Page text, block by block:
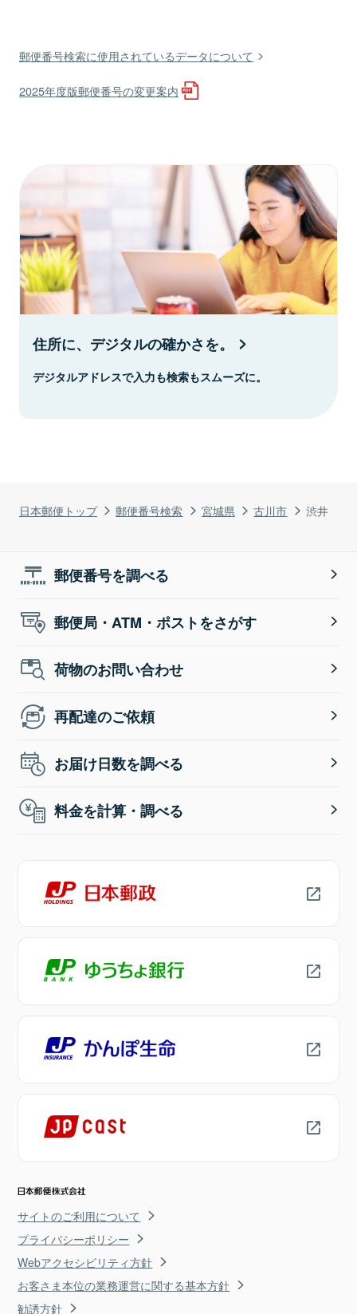
日本郵便トップ 郵便番号検索 宮城県 古川市 渋井
郵便番号検索に使用されているデータについて
2025年度版郵便番号の変更案内
住所に、デジタルの確かさを。
デジタルアドレスで入力も検索もスムーズに。
郵便番号を調べる
郵便局・ATM・ポストをさがす
荷物のお問い合わせ
再配達のご依頼
お届け日数を調べる
料金を計算・調べる
サイトのご利用について
プライバシーポリシー
Webアクセシビリティ方針
お客さま本位の業務運営に関する基本方針
勧誘方針